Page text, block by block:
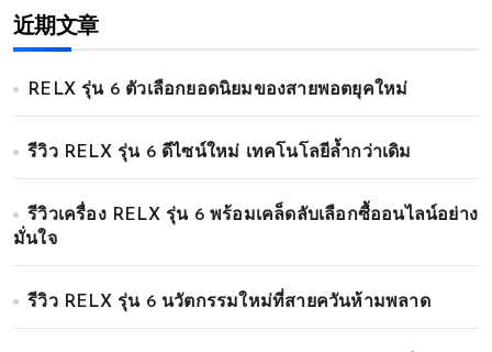
近期文章
RELX รุ่น 6 ตัวเลือกยอดนิยมของสายพอตยุคใหม่
รีวิว RELX รุ่น 6 ดีไซน์ใหม่ เทคโนโลยีล้ำกว่าเดิม
รีวิวเครื่อง RELX รุ่น 6 พร้อมเคล็ดลับเลือกซื้ออนไลน์อย่าง
มั่นใจ
รีวิว RELX รุ่น 6 นวัตกรรมใหม่ที่สายควันห้ามพลาด